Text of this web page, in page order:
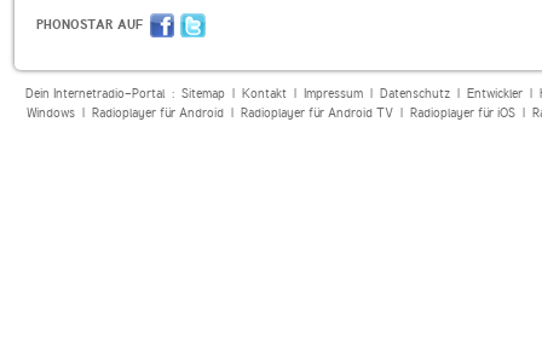
PHONOSTAR AUF
Dein Internetradio-Portal : Sitemap| Kontakt| Impressum| Datenschutz| Entwickler|
Windows| Radioplayer für Android| Radioplayer für Android TV| Radioplayer für iOS|